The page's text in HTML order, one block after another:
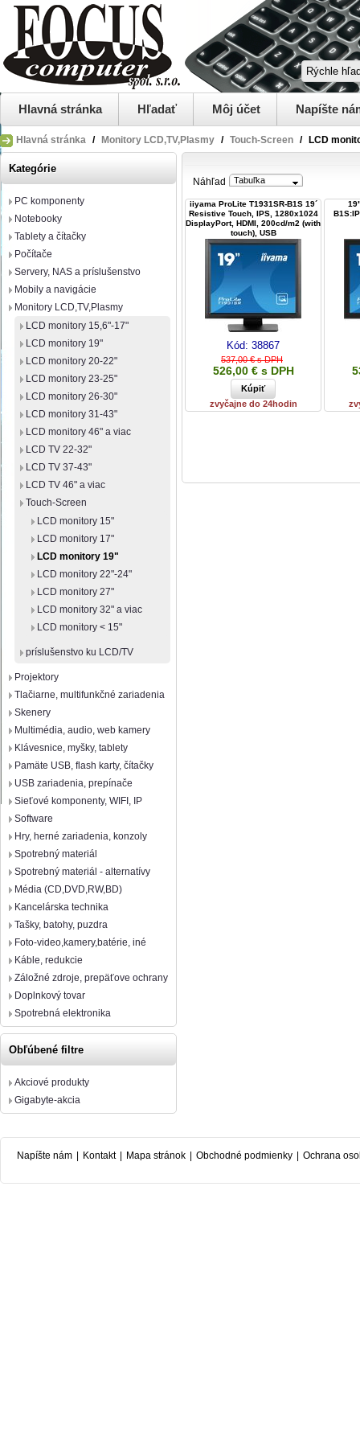
Hlavná stránka Hľadať Môj účet Napíšte
Hlavná stránka / Monitory LCD,TV,Plasmy / Touch-Screen / LCD
Kategórie
PC komponenty
Notebooky
Tablety a čítačky
Počítače
Servery, NAS a príslušenstvo
Mobily a navigácie
Monitory LCD,TV,Plasmy
LCD monitory 15,6"-17"
LCD monitory 19"
LCD monitory 20-22"
LCD monitory 23-25"
LCD monitory 26-30"
LCD monitory 31-43"
LCD monitory 46" a viac
LCD TV 22-32"
LCD TV 37-43"
LCD TV 46" a viac
Touch-Screen
LCD monitory 15"
LCD monitory 17"
LCD monitory 19"
LCD monitory 22"-24"
LCD monitory 27"
LCD monitory 32" a viac
LCD monitory < 15"
príslušenstvo ku LCD/TV
Projektory
Tlačiarne, multifunkčné zariadenia
Skenery
Multimédia, audio, web kamery
Klávesnice, myšky, tablety
Pamäte USB, flash karty, čítačky
USB zariadenia, prepínače
Sieťové komponenty, WIFI, IP
Software
Hry, herné zariadenia, konzoly
Spotrebný materiál
Spotrebný materiál - alternatívy
Média (CD,DVD,RW,BD)
Kancelárska technika
Tašky, batohy, puzdra
Foto-video,kamery,batérie, iné
Káble, redukcie
Záložné zdroje, prepäťove ochrany
Doplnkový tovar
Spotrebná elektronika
Obľúbené filtre
Akciové produkty
Gigabyte-akcia
Náhľad Tabuľka
iiyama ProLite T1931SR-B1S 19´
Resistive Touch, IPS, 1280x1024
DisplayPort, HDMI, 200cd/m2 (with
touch), USB
Kód: 38867
537,00 € s DPH
526,00 € s DPH
zvyčajne do 24hodin
Napíšte nám Kontakt Mapa stránok Obchodné podmienky Ochrana